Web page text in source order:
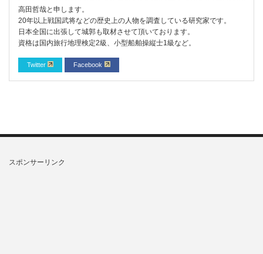
高田哲哉と申します。
20年以上戦国武将などの歴史上の人物を調査している研究家です。
日本全国に出張して城郭も取材させて頂いております。
資格は国内旅行地理検定2級、小型船舶操縦士1級など。
Twitter Facebook
スポンサーリンク